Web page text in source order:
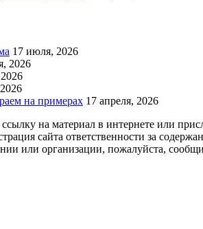
17 июля, 2026
2026
на примерах 17 апреля, 2026
на материал в интернете или
сайта ответственности за
или организации, пожалуйста,